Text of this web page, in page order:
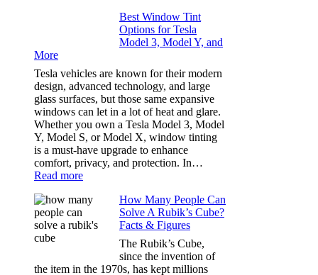
Privacy:
Right
Going
Too
Dark
Best Window Tint
Options for Tesla
Model 3, Model Y, and
More
Tesla vehicles are known for their modern
design, advanced technology, and large
glass surfaces, but those same expansive
windows can let in a lot of heat and glare.
Whether you own a Tesla Model 3, Model
Y, Model S, or Model X, window tinting
is a must-have upgrade to enhance
comfort, privacy, and protection. In…
Read more:
Window
Options
Model
How Many People Can
Solve A Rubik’s Cube?
Facts & Figures
The Rubik’s Cube,
since the invention of
the item in the 1970s, has kept millions